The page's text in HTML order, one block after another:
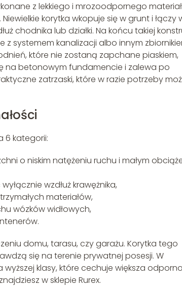
z lekkiego i mrozoodpornego
korytka wkopuje się w grunt i łączy
chodnika lub działki. Na końcu takiej
systemem kanalizacji albo innym
które nie zostaną zapchane piaskiem,
na betonowym fundamencie i zalewa po
zatrzaski, które w razie potrzeby
6 kategorii:
o niskim natężeniu ruchu i małym
wzdłuż krawężnika,
materiałów,
wózków widłowych,
domu, tarasu, czy garażu. Korytka tego
się na terenie prywatnej posesji. W
klasy, które cechuje większa
w sklepie Rurex.